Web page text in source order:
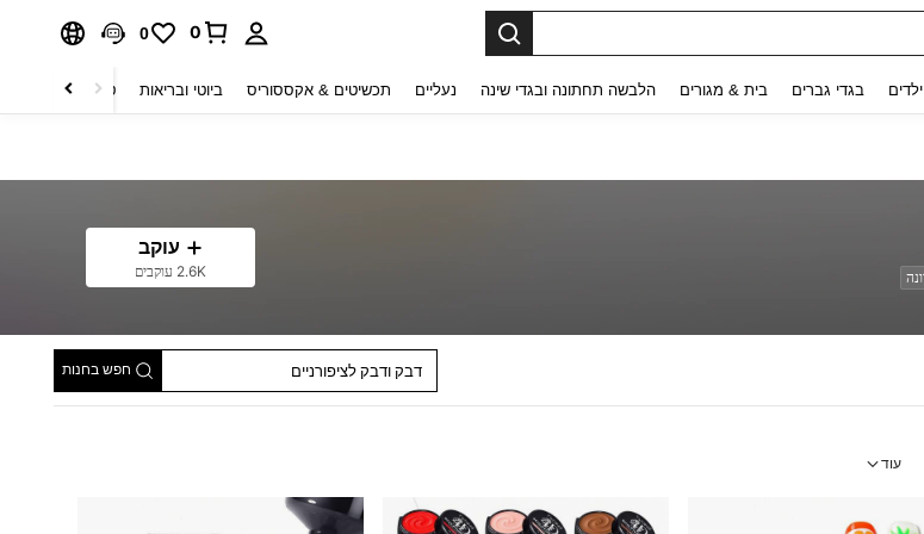
0
0
ילדים בגדי גברים בית & מגורים הלבשה תחתונה ובגדי שינה נעליים תכשיטים & אקססוריס ביוטי ובריאות טקסטיל לבית
עוקב
2.6K עוקבים
סטים לסלון ציפורניים
מוצרי טיפוח לציפורניים
דבק ודבק לציפורניים
חפש בחנות
עוד